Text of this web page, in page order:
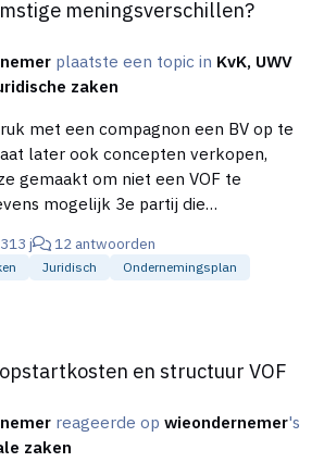
een 3e persoon in geval van conflict
voeren we nu
de voorwaarden en waarde bepaling.
want welke waarde ga je
opstartende BV in advies
meningsverschillen?
plaatste een topic in KvK, UWV
zaken
gemaakt om niet een VOF te
mogelijk 3e partij die
samen BV oprichten, ieder 50%
stemrecht dan wellicht altijd kans dat
13 j 12 antwoorden
Juridisch
Ondernemingsplan
en structuur VOF
reageerde opwieondernemer's
zaken